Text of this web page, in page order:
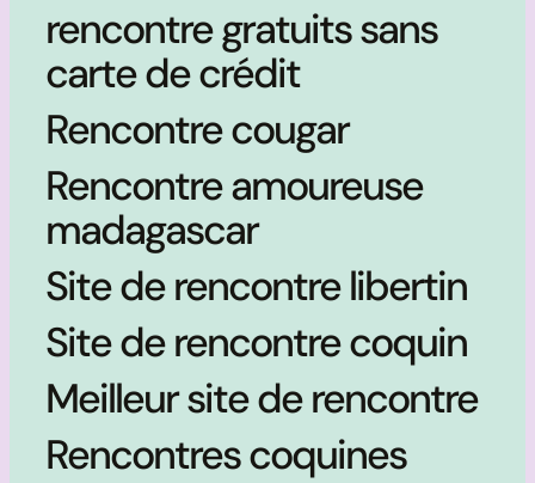
rencontre gratuits sans
carte de crédit
Rencontre cougar
Rencontre amoureuse
madagascar
Site de rencontre libertin
Site de rencontre coquin
Meilleur site de rencontre
Rencontres coquines